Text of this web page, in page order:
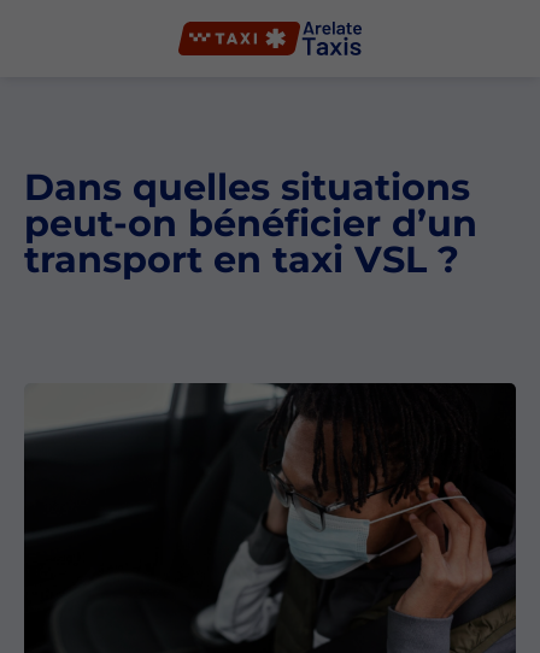
Dans quelles situations
peut-on bénéficier d’un
transport en taxi VSL ?